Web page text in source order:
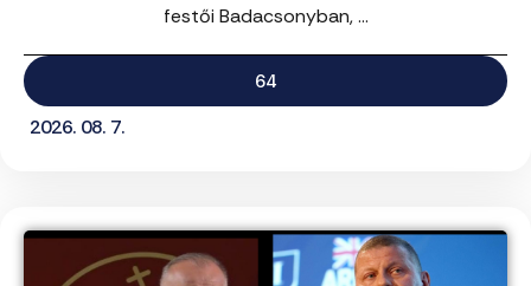
festői Badacsonyban, ...
64
2026. 08. 7.